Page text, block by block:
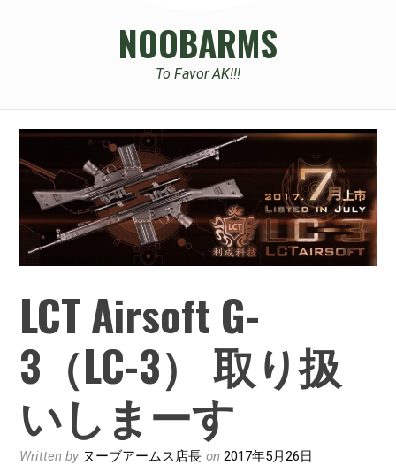
NOOBARMS
To Favor AK!!!
LCT Airsoft G-
3（LC-3） 取り扱
いしまーす
Written by ヌーブアームス店長 on2017年5月26日